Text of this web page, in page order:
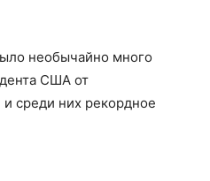
необычайно много
США от
среди них рекордное